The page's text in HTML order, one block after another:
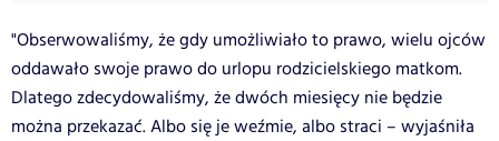
"Obserwowaliśmy, że gdy umożliwiało to prawo, wielu ojców
oddawało swoje prawo do urlopu rodzicielskiego matkom.
Dlatego zdecydowaliśmy, że dwóch miesięcy nie będzie
można przekazać. Albo się je weźmie, albo straci – wyjaśniła